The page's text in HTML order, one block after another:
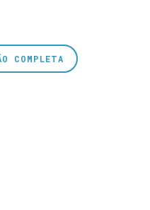
COMPLETA